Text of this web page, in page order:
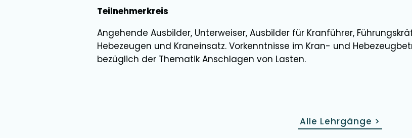
Teilnehmerkreis
Angehende Ausbilder, Unterweiser, Ausbilder für Kranführer,
Hebezeugen und Kraneinsatz. Vorkenntnisse im Kran- und
bezüglich der Thematik Anschlagen von Lasten.
Alle Lehrgänge >